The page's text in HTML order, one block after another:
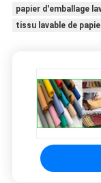
papier d'emballage
tissu lavable de